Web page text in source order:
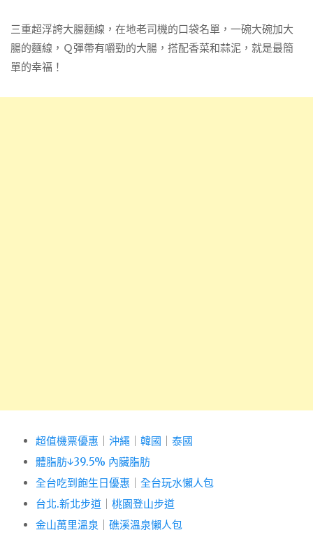
三重超浮誇大腸麵線，在地老司機的口袋名單，一碗大碗加大
腸的麵線，Ｑ彈帶有嚼勁的大腸，搭配香菜和蒜泥，就是最簡
單的幸福！
超值機票優惠 沖繩 韓國
泰國
體脂肪↓39.5% 內臟脂肪
全台吃到飽生日優惠
全台玩水懶人包
台北.新北步道
桃園登山步道
金山萬里溫泉
礁溪溫泉懶人包